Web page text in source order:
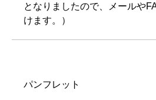
となりましたので、メールや
けます。）
パンフレット